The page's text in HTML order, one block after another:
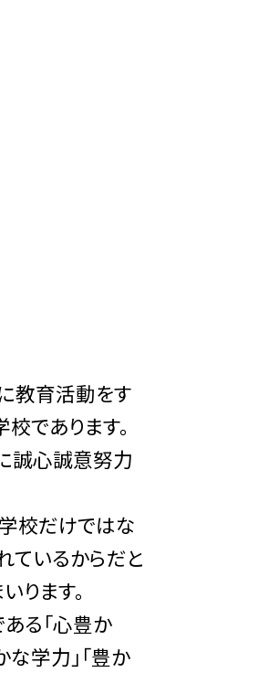
教育活動をす
であります。
誠心誠意努力
校だけではな
ているからだと
ります。
る「心豊か
学力」「豊か